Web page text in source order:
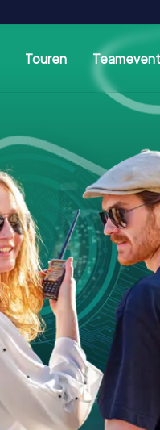
Touren Teamevent